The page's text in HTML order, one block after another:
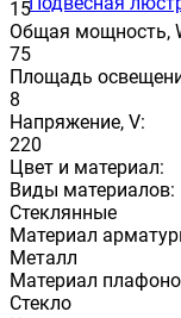
15
Общая мощность,
75
Площадь
8
Напряжение, V:
220
Цвет и материал:
Виды материалов:
Стеклянные
Материал
Металл
Материал
Стекло